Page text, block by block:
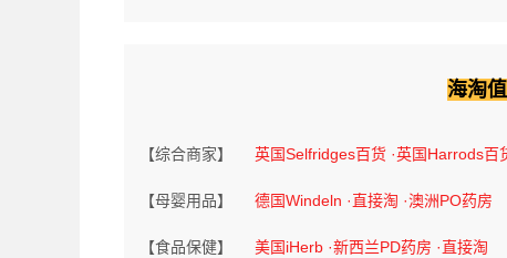
海淘
【综合商家】 英国Selfridges百货 ·英国Harrods百
【母婴用品】 德国Windeln ·直接淘 ·澳洲PO药房
【食品保健】 美国iHerb ·新西兰PD药房 ·直接淘